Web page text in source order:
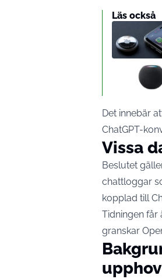
Läs också
Det innebär
ChatGPT-
Vissa
Beslutet
chattloggar
kopplad till
Tidningen får
granskar